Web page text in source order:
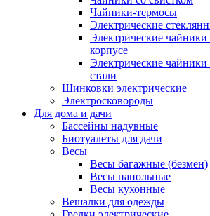
Чайники-термосы
Электрические
Электрические чайники
корпусе
Электрические
стали
Шинковки электрические
Электросковороды
Для дома и дачи
Бассейны надувные
Биотуалеты для дачи
Весы
Весы багажные (безмен)
Весы напольные
Весы кухонные
Вешалки для одежды